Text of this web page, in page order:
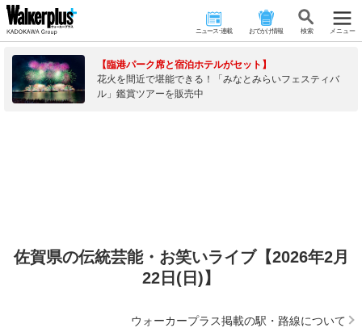
ニュース･連載 おでかけ情報 検 索 メニュー
【臨港パーク席と宿泊ホテルがセット】
花火を間近で堪能できる！「みなとみらいフェスティバ
ル」鑑賞ツアーを販売中
佐賀県の伝統芸能・お笑いライブ【2026年2月
22日(日)】
ウォーカープラス掲載の駅・路線について